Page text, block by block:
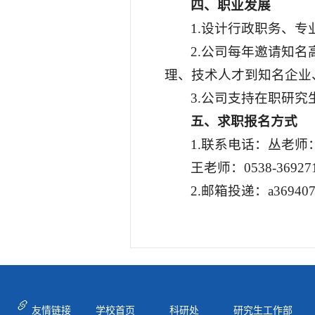
四、职业发展
1.设计行政职务、专
2.公司每年邀请知名
理、技术人才到知名企
3.公司支持在职研究
五、求职报名方式
1.联系电话：丛老师
王老师：0538-
2.邮箱投递：
友情链接 学校首页 科研处 研究生工作部